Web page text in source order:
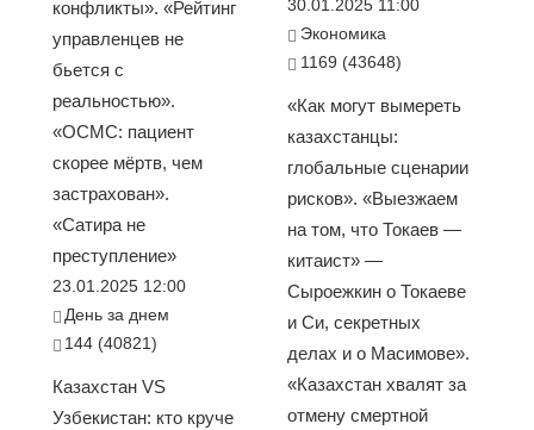
конфликты». «Рейтинг
управленцев не
бьется с
реальностью».
«ОСМС: пациент
скорее мёртв, чем
застрахован».
«Сатира не
преступление»
23.01.2025 12:00
День за днем
144 (40821)
Казахстан VS
Узбекистан: кто круче
30.01.2025 11:00
Экономика
1169 (43648)
«Как могут вымереть
казахстанцы:
глобальные сценарии
рисков». «Выезжаем
на том, что Токаев —
китаист» —
Сыроежкин о Токаеве
и Си, секретных
делах и о Масимове».
«Казахстан хвалят за
отмену смертной